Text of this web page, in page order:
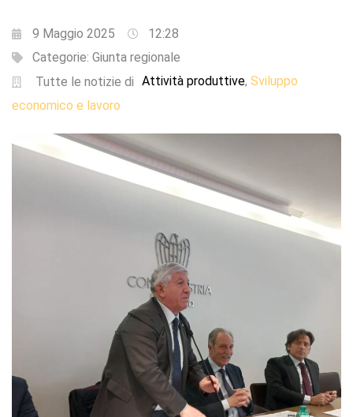
9 Maggio 2025
12:28
Categorie: Giunta regionale
Tutte le notizie di Attività produttive, Sviluppo
economico e lavoro